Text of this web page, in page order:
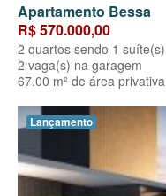
Apartamento Bessa
R$ 570.000,00
2 quartos sendo 1 suíte(s)
2 vaga(s) na garagem
67.00 m² de área privativa
Lançamento